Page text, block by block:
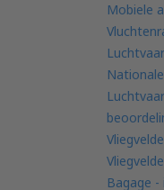
Mobiele
Bagage